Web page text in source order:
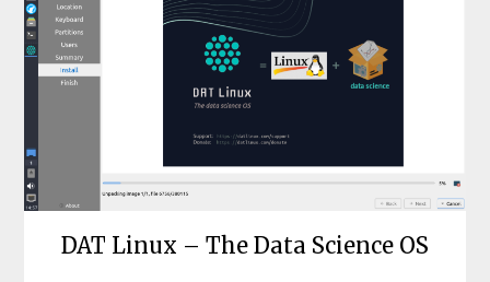
DAT Linux – The Data Science OS